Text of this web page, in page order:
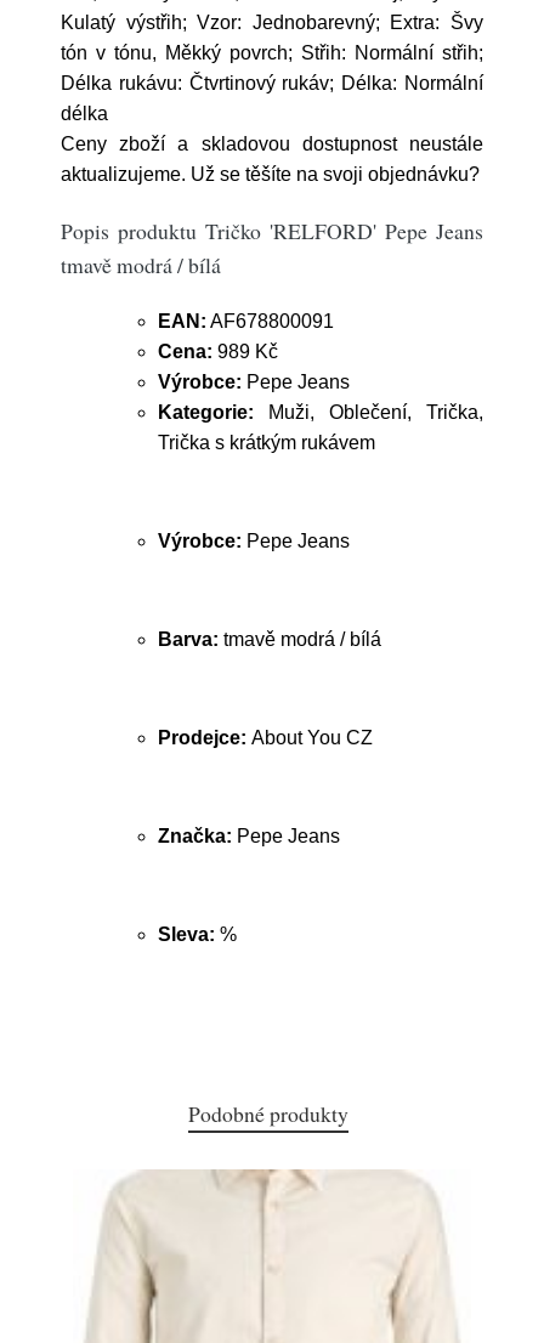
Kulatý výstřih; Vzor: Jednobarevný; Extra: Švy
tón v tónu, Měkký povrch; Střih: Normální střih;
Délka rukávu: Čtvrtinový rukáv; Délka: Normální
délka
Ceny zboží a skladovou dostupnost neustále
aktualizujeme. Už se těšíte na svoji objednávku?
Popis produktu Tričko 'RELFORD' Pepe Jeans
tmavě modrá / bílá
EAN: AF678800091
Cena: 989 Kč
Výrobce: Pepe Jeans
Kategorie: Muži, Oblečení, Trička,
Trička s krátkým rukávem
Výrobce: Pepe Jeans
Barva: tmavě modrá / bílá
Prodejce: About You CZ
Značka: Pepe Jeans
Sleva: %
Podobné produkty